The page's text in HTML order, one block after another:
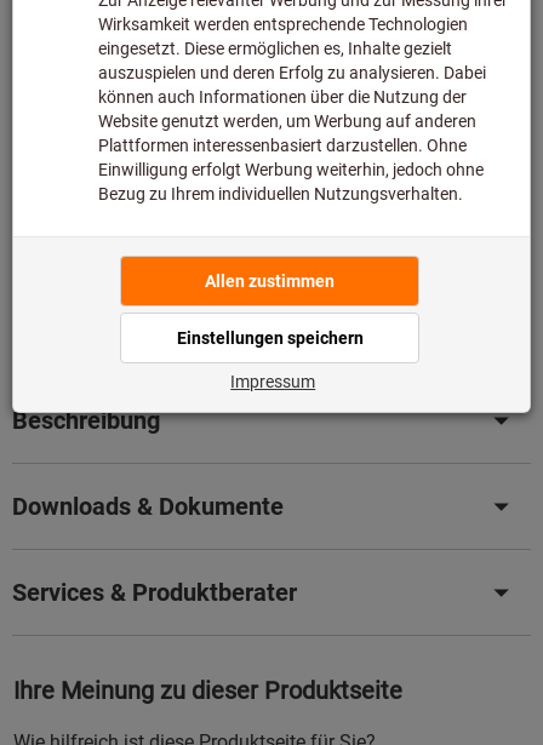
Voraussichtliche Lieferzeit: 1-2 Wochen Speditionslieferung
Bitte beachten Sie die Lieferzeit und eingeschränkte
Beratung:
Diesen Artikel bestellen wir für Sie direkt beim Hersteller,
da er nicht Bestandteil unseres Hauptsortiments ist und
somit nicht bei uns auf Lager liegt.
Infos
Artikel merken Artikel teilen
Beschreibung
Downloads & Dokumente
Services & Produktberater